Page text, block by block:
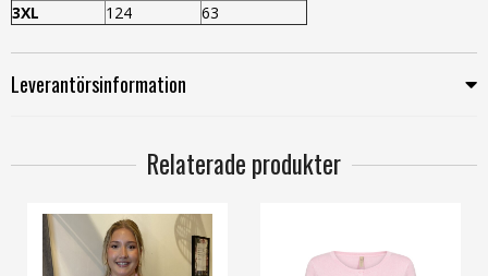
3XL
124 63
Leverantörsinformation
Relaterade produkter